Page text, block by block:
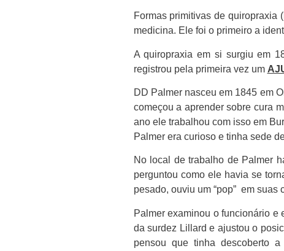
Formas primitivas de quiropraxia (
medicina. Ele foi o primeiro a
A quiropraxia em si surgiu em
registrou pela primeira vez um
DD Palmer nasceu em 1845 em
começou a aprender sobre cura
ano ele trabalhou com isso em
Palmer era curioso e tinha sede
No local de trabalho de Palmer
perguntou como ele havia se
pesado, ouviu um “pop” em suas
Palmer examinou o funcionário e
da surdez Lillard e ajustou o
pensou que tinha descoberto